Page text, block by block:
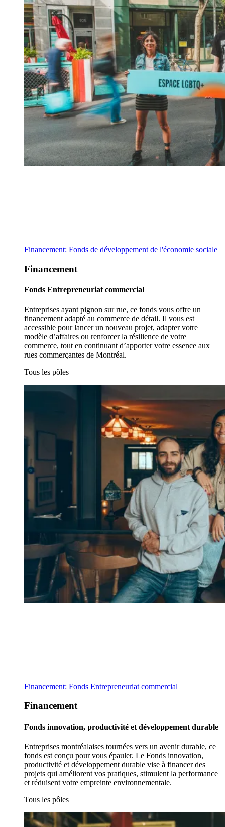
Financement: Fonds de développement de l'économie sociale
Financement
Fonds Entrepreneuriat commercial
Entreprises ayant pignon sur rue, ce fonds vous offre un
financement adapté au commerce de détail. Il vous est
accessible pour lancer un nouveau projet, adapter votre
modèle d’affaires ou renforcer la résilience de votre
commerce, tout en continuant d’apporter votre essence aux
rues commerçantes de Montréal.
Tous les pôles
Financement: Fonds Entrepreneuriat commercial
Financement
Fonds innovation, productivité et développement durable
Entreprises montréalaises tournées vers un avenir durable, ce
fonds est conçu pour vous épauler. Le Fonds innovation,
productivité et développement durable vise à financer des
projets qui améliorent vos pratiques, stimulent la performance
et réduisent votre empreinte environnementale.
Tous les pôles